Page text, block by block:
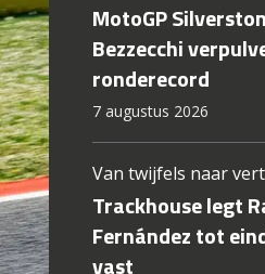
MotoGP
Bezzecchi
ronderecord
7 augustus 2026
Van twijfels naar
Trackhouse legt
Fernández tot
vast